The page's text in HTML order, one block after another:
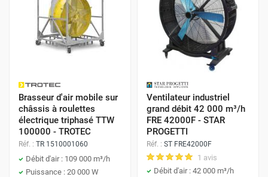
fixes :
En termes de débit et de pression.
Portée plus importante :Permet de
ventiler des zones plus vastes que les
ventilateurs de sol.
Permet d'orienter le
flux d'air en hauteur.
Oscillation :
Assure une distribution
uniforme de l'air.
Stabilité :
Base stable pour une utilisation
en toute sécurité.
Brasseur d'air mobile sur
châssis à roulettes
électrique triphasé TTW
100000 - TROTEC
Réf. : TR 1510001060
Débit d'air : 109 000 m³/h
Puissance : 20 000 W
Ventilateur industriel
grand débit 42 000 m³/h
FRE 42000F - STAR
PROGETTI
Réf. : ST FRE42000F
1 avis
Débit d'air : 42 000 m³/h